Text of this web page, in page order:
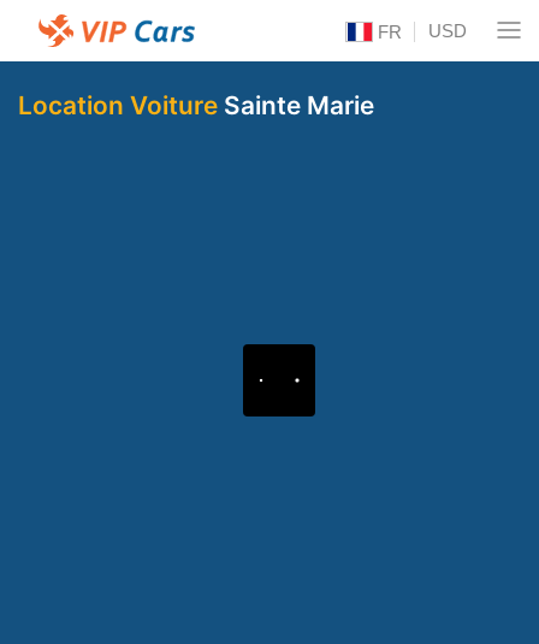
FR USD
Location Voiture Sainte Marie